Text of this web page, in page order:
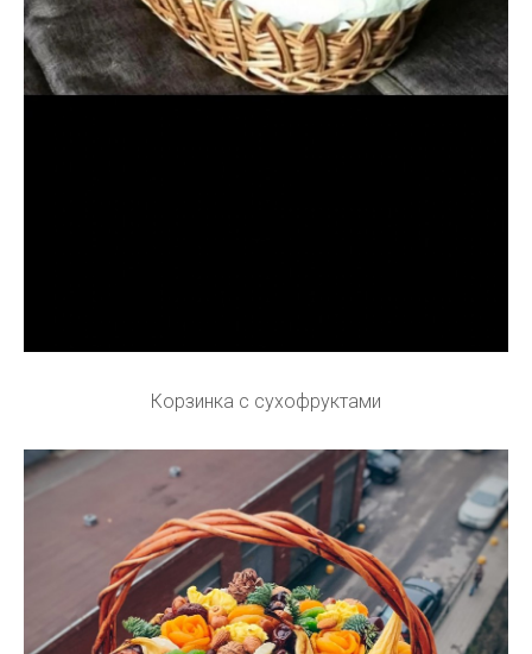
Корзинка с сухофруктами